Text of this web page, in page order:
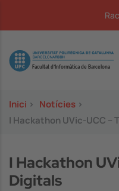
Image
Inici > Notícies >
I Hackathon UVic-UCC –
I Hackathon
Digitals